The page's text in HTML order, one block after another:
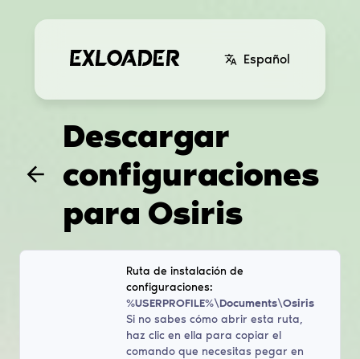
Español
Descargar
configuraciones
para Osiris
Ruta de instalación de
configuraciones:
%USERPROFILE%\Documents\Osiris
Si no sabes cómo abrir esta ruta,
haz clic en ella para copiar el
comando que necesitas pegar en